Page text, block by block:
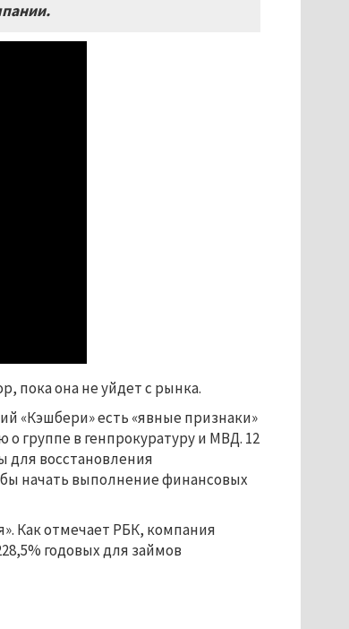
пока она не уйдет с рынка.
«Кэшбери» есть «явные признаки»
группе в генпрокуратуру и МВД. 12
для восстановления
начать выполнение финансовых
Как отмечает РБК, компания
годовых для займов